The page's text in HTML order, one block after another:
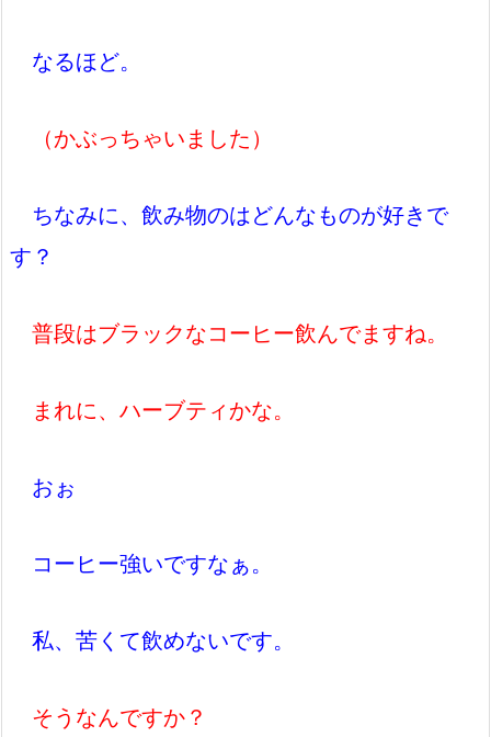
なるほど。
（かぶっちゃいました）
ちなみに、飲み物のはどんなものが好きで
す？
普段はブラックなコーヒー飲んでますね。
まれに、ハーブティかな。
おぉ
コーヒー強いですなぁ。
私、苦くて飲めないです。
そうなんですか？